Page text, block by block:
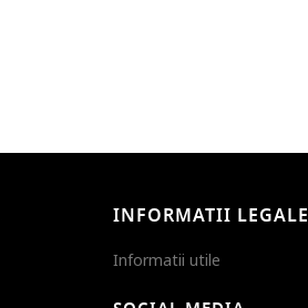
INFORMATII LEGALE
Informatii utile